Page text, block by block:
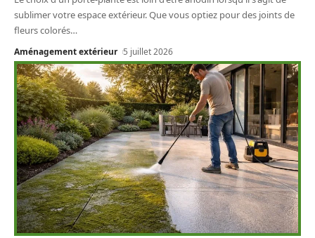
sublimer votre espace extérieur. Que vous optiez pour des joints de
fleurs colorés…
Aménagement extérieur 5 juillet 2026